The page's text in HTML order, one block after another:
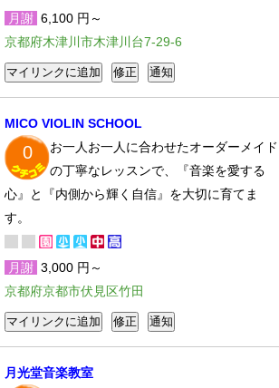
月謝 6,100 円～
京都府木津川市木津川台7-29-6
MICO VIOLIN SCHOOL
0
お一人お一人に合わせたオーダーメイド
の丁寧なレッスンで、『音楽を愛する
心』と『内側から輝く自信』を大切に育てま
す。
月謝 3,000 円～
京都府京都市伏見区竹田
月光堂音楽教室